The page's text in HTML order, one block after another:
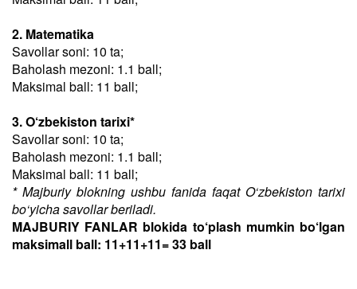
2. Matematika
Savollar soni: 10 ta;
Baholash mezoni: 1.1 ball;
Maksimal ball: 11 ball;
3. O‘zbekiston tarixi*
Savollar soni: 10 ta;
Baholash mezoni: 1.1 ball;
Maksimal ball: 11 ball;
* Majburiy blokning ushbu fanida faqat O‘zbekiston tarixi
bo‘yicha savollar beriladi.
MAJBURIY FANLAR blokida to‘plash mumkin bo‘lgan
maksimall ball: 11+11+11= 33 ball